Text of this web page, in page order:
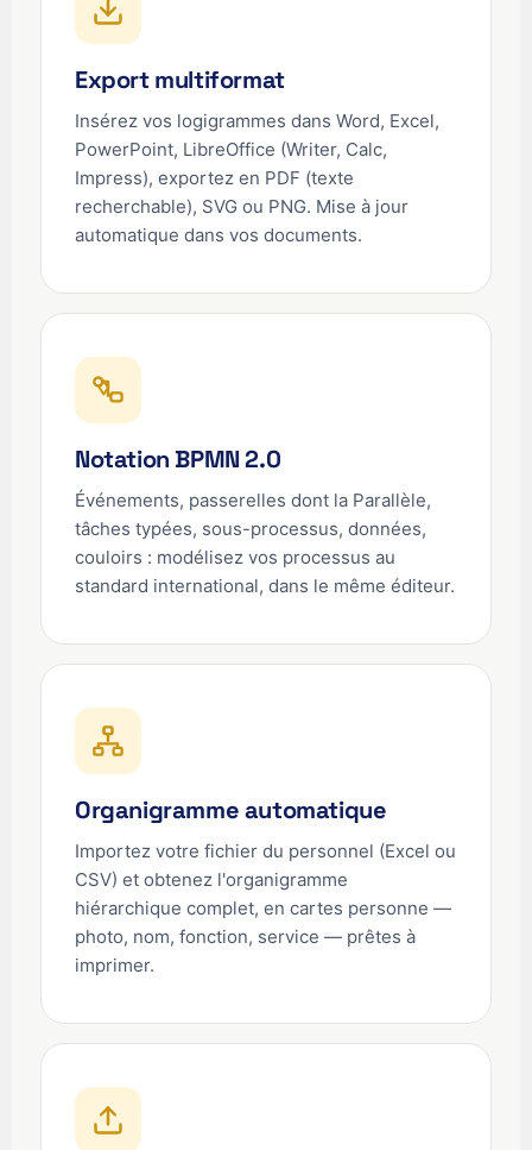
Export multiformat
Insérez vos logigrammes dans Word, Excel,
PowerPoint, LibreOffice (Writer, Calc,
Impress), exportez en PDF (texte
recherchable), SVG ou PNG. Mise à jour
automatique dans vos documents.
Notation BPMN 2.0
Événements, passerelles dont la Parallèle,
tâches typées, sous-processus, données,
couloirs : modélisez vos processus au
standard international, dans le même éditeur.
Organigramme automatique
Importez votre fichier du personnel (Excel ou
CSV) et obtenez l'organigramme
hiérarchique complet, en cartes personne —
photo, nom, fonction, service — prêtes à
imprimer.